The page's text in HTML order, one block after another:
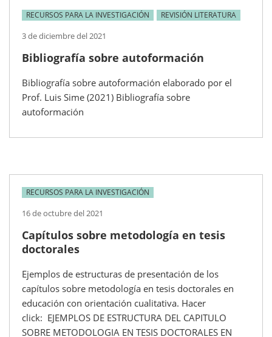
RECURSOS PARA LA INVESTIGACIÓN REVISIÓN LITERATURA
3 de diciembre del 2021
Bibliografía sobre autoformación
Bibliografía sobre autoformación elaborado por el
Prof. Luis Sime (2021) Bibliografía sobre
autoformación
RECURSOS PARA LA INVESTIGACIÓN
16 de octubre del 2021
Capítulos sobre metodología en tesis
doctorales
Ejemplos de estructuras de presentación de los
capítulos sobre metodología en tesis doctorales en
educación con orientación cualitativa. Hacer
click: EJEMPLOS DE ESTRUCTURA DEL CAPITULO
SOBRE METODOLOGIA EN TESIS DOCTORALES EN